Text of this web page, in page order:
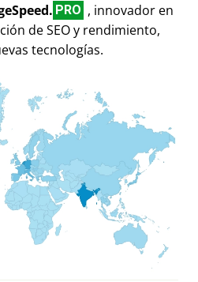
PRO , innovador en
de SEO y rendimiento,
tecnologías.